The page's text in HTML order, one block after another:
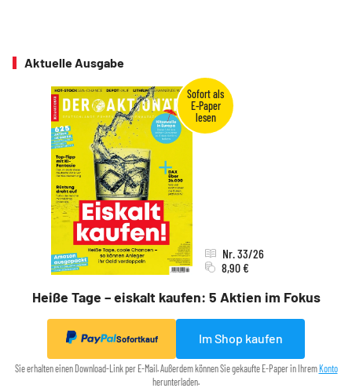
Aktuelle Ausgabe
Heiße Tage – eiskalt kaufen: 5 Aktien im Fokus
Nr. 33/26
8,90 €
Sofortkauf Im Shop kaufen
Sie erhalten einen Download-Link per E-Mail. Außerdem können Sie gekaufte E-Paper in IhremKonto
herunterladen.